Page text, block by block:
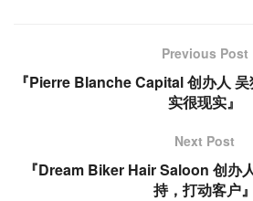
Previous Post
『Pierre Blanche Capital 创办人
实很现实』
Next Post
『Dream Biker Hair Saloon 创办
持，打动客户』